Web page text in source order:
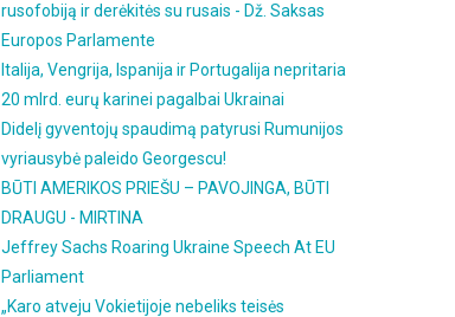
rusofobiją ir derėkitės su rusais - Dž. Saksas
Europos Parlamente
Italija, Vengrija, Ispanija ir Portugalija nepritaria
20 mlrd. eurų karinei pagalbai Ukrainai
Didelį gyventojų spaudimą patyrusi Rumunijos
vyriausybė paleido Georgescu!
BŪTI AMERIKOS PRIEŠU – PAVOJINGA, BŪTI
DRAUGU - MIRTINA
Jeffrey Sachs Roaring Ukraine Speech At EU
Parliament
„Karo atveju Vokietijoje nebeliks teisės